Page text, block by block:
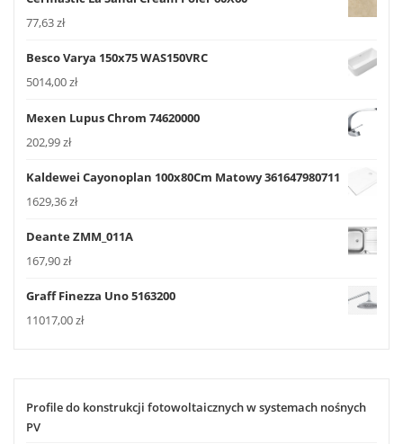
77,63zł
Besco Varya 150x75 WAS150VRC
5014,00zł
Mexen Lupus Chrom 74620000
202,99zł
Kaldewei Cayonoplan 100x80Cm Matowy 361647980711
1629,36zł
Deante ZMM_011A
167,90zł
Graff Finezza Uno 5163200
11017,00zł
Profile do konstrukcji fotowoltaicznych w systemach nośnych
PV